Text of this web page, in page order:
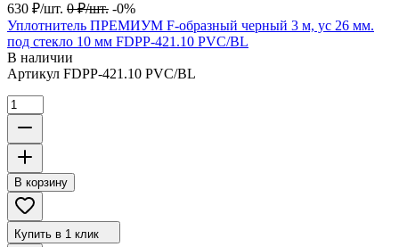
630 ₽/шт. 0 ₽/шт. -0%
Уплотнитель ПРЕМИУМ F-образный черный 3 м, ус 26 мм.
под стекло 10 мм FDPP-421.10 PVC/BL
В наличии
Артикул FDPP-421.10 PVC/BL
В корзину
Купить в 1 клик